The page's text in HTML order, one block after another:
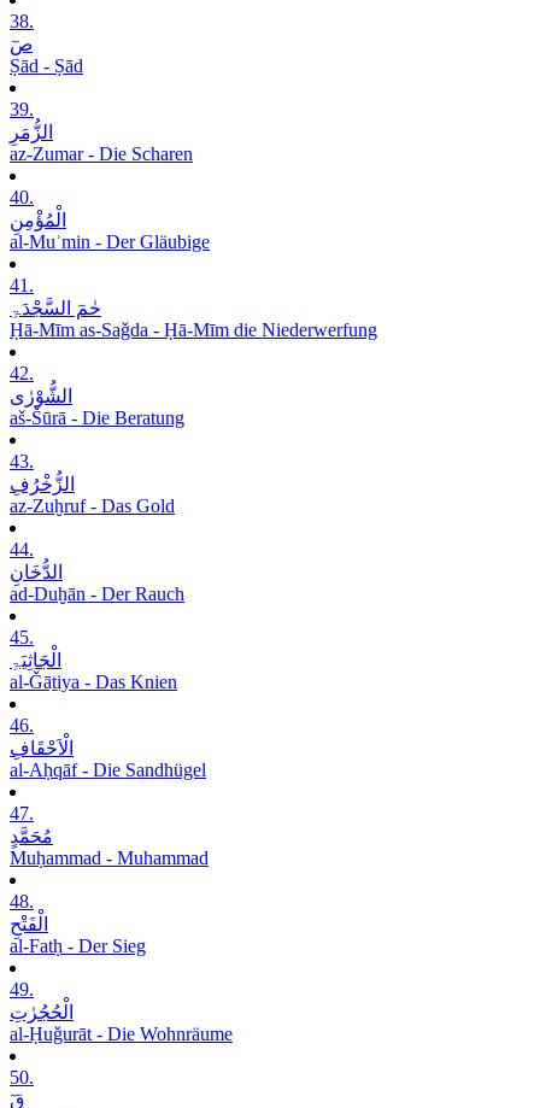
38.
صٓ
Ṣād - Ṣād
39.
الزُّمَرِ
az-Zumar - Die Scharen
40.
الْمُؤْمِنِ
al-Muʾmin - Der Gläubige
41.
حٰمٓ السَّجْدَۃِ
Ḥā-Mīm as-Saǧda - Ḥā-Mīm die Niederwerfung
42.
الشُّوْرٰی
aš-Šūrā - Die Beratung
43.
الزُّخْرُفِ
az-Zuḫruf - Das Gold
44.
الدُّخَانِ
ad-Duḫān - Der Rauch
45.
الْجَاثِیَۃِ
al-Ǧāṯiya - Das Knien
46.
الْاَحْقَافِ
al-Aḥqāf - Die Sandhügel
47.
مُحَمَّدٍ
Muḥammad - Muhammad
48.
الْفَتْحِ
al-Fatḥ - Der Sieg
49.
الْحُجُرٰتِ
al-Ḥuǧurāt - Die Wohnräume
50.
قٓ